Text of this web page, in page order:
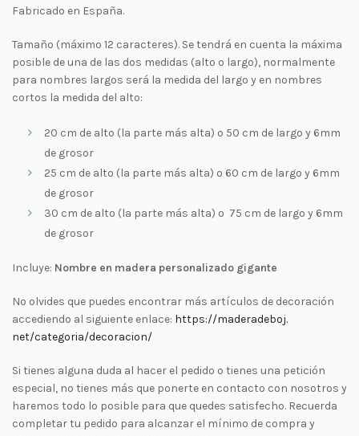
Fabricado en España.
Tamaño (máximo 12 caracteres). Se tendrá en cuenta la máxima
posible de una de las dos medidas (alto o largo), normalmente
para nombres largos será la medida del largo y en nombres
cortos la medida del alto:
20 cm de alto (la parte más alta) o 50 cm de largo y 6mm
de grosor
25 cm de alto (la parte más alta) o 60 cm de largo y 6mm
de grosor
30 cm de alto (la parte más alta) o 75 cm de largo y 6mm
de grosor
Incluye: Nombre en madera personalizado gigante
No olvides que puedes encontrar más artículos de decoración
accediendo al siguiente enlace: https://maderadeboj.
net/categoria/decoracion/
Si tienes alguna duda al hacer el pedido o tienes una petición
especial, no tienes más que ponerte en contacto con nosotros y
haremos todo lo posible para que quedes satisfecho. Recuerda
completar tu pedido para alcanzar el mínimo de compra y